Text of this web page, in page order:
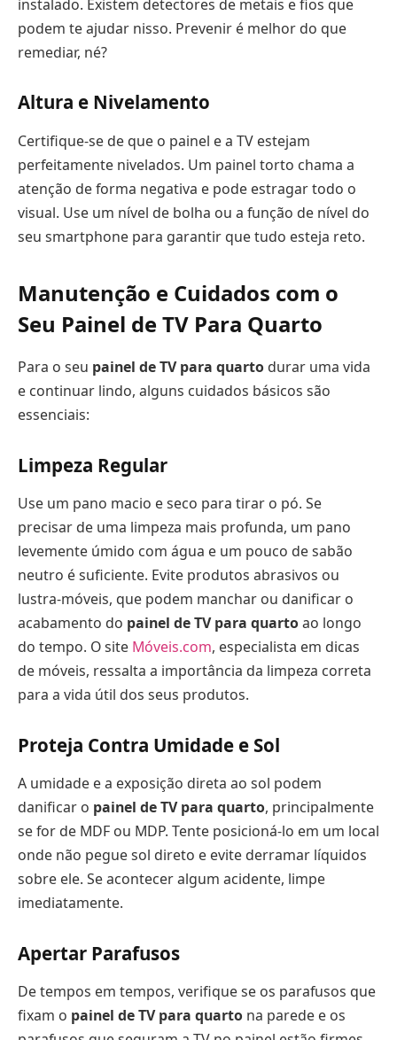
instalado. Existem detectores de metais e fios que
podem te ajudar nisso. Prevenir é melhor do que
remediar, né?
Altura e Nivelamento
Certifique-se de que o painel e a TV estejam
perfeitamente nivelados. Um painel torto chama a
atenção de forma negativa e pode estragar todo o
visual. Use um nível de bolha ou a função de nível do
seu smartphone para garantir que tudo esteja reto.
Manutenção e Cuidados com o
Seu Painel de TV Para Quarto
Para o seu painel de TV para quarto durar uma vida
e continuar lindo, alguns cuidados básicos são
essenciais:
Limpeza Regular
Use um pano macio e seco para tirar o pó. Se
precisar de uma limpeza mais profunda, um pano
levemente úmido com água e um pouco de sabão
neutro é suficiente. Evite produtos abrasivos ou
lustra-móveis, que podem manchar ou danificar o
acabamento do painel de TV para quartoao longo
do tempo. O site Móveis.com, especialista em dicas
de móveis, ressalta a importância da limpeza correta
para a vida útil dos seus produtos.
Proteja Contra Umidade e Sol
A umidade e a exposição direta ao sol podem
danificar o painel de TV para quarto, principalmente
se for de MDF ou MDP. Tente posicioná-lo em um local
onde não pegue sol direto e evite derramar líquidos
sobre ele. Se acontecer algum acidente, limpe
imediatamente.
Apertar Parafusos
De tempos em tempos, verifique se os parafusos que
fixam o painel de TV para quarto na parede e os